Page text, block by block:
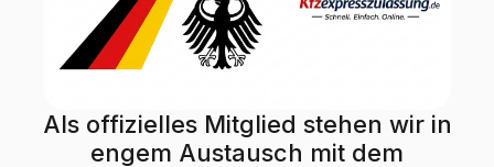
Als offizielles Mitglied stehen wir in
engem Austausch mit dem